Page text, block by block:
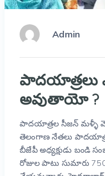
Admin
పాదయాత్రలు
అవుతాయో ?
పాదయాత్రల సీజన్ మళ్ళీ
తెలంగాణ నేతలు
బీజేపీ అధ్యక్షుడు బండి
రోజుల పాటు సుమారు